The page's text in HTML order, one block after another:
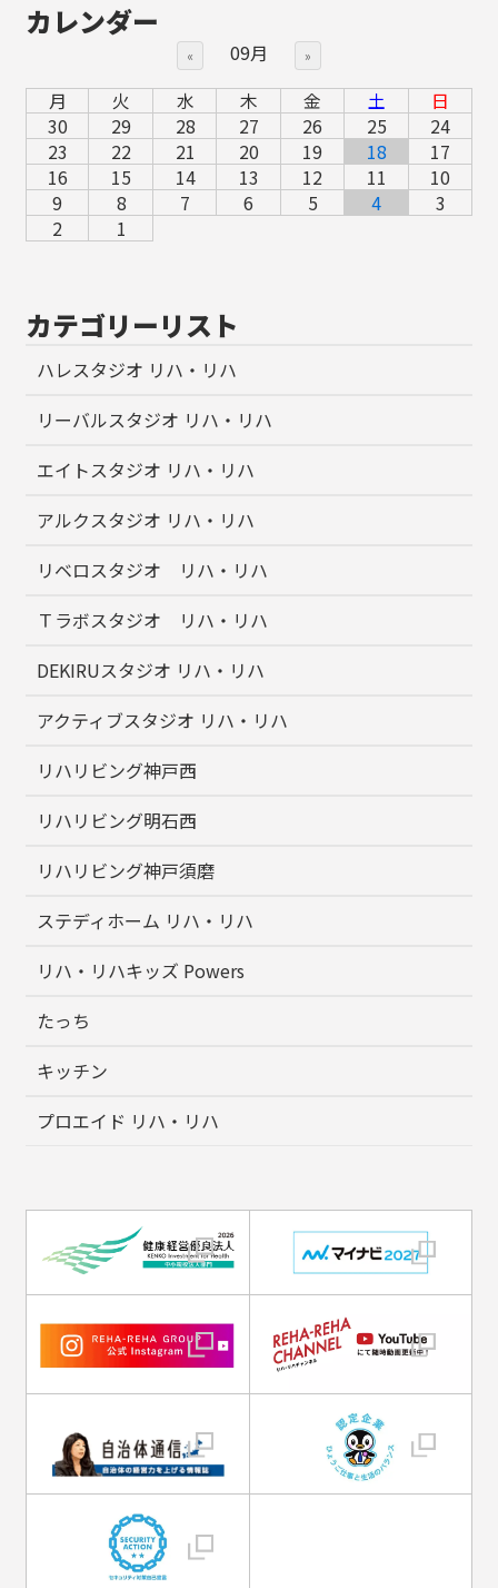
カレンダー
« 09月 »
月 火 水 木 金 土
日
30
29 28 27 26 25
24
23
22 21 20 19 18
17
16
15 14 13 12 11
10
9
8 7 6 5 4
3
2
1
カテゴリーリスト
ハレスタジオ リハ・リハ
リーバルスタジオ リハ・リハ
エイトスタジオ リハ・リハ
アルクスタジオ リハ・リハ
リベロスタジオ リハ・リハ
Ｔラボスタジオ リハ・リハ
DEKIRUスタジオ リハ・リハ
アクティブスタジオ リハ・リハ
リハリビング神戸西
リハリビング明石西
リハリビング神戸須磨
ステディホーム リハ・リハ
リハ・リハキッズ Powers
たっち
キッチン
プロエイド リハ・リハ